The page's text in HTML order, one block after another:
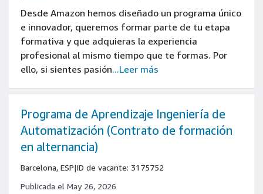
Desde Amazon hemos diseñado un programa único
e innovador, queremos formar parte de tu etapa
formativa y que adquieras la experiencia
profesional al mismo tiempo que te formas. Por
ello, si sientes pasión...Leer más
Programa de Aprendizaje Ingeniería de
Automatización (Contrato de formación
en alternancia)
Barcelona, ESP|ID de vacante: 3175752
Publicada el May 26, 2026